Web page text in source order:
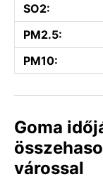
SO2:
PM2.5:
PM10:
Goma
várossal